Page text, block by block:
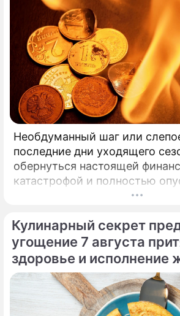
Необдуманный шаг или
последние дни уходящего
обернуться настоящей
катастрофой и полностью
кошелек. Известная шаманка
экстренным предупреждением
привык легкомысленно
сбережениям.
Кулинарный секрет
угощение 7 августа
здоровье и исполнение